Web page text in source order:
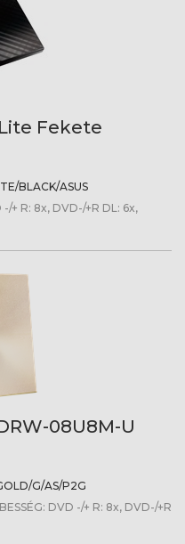
Fekete
BLACK/ASUS
-/+ R: 8x, DVD-/+R DL: 6x,
08U8M-U
G/AS/P2G
DVD -/+ R: 8x, DVD-/+R